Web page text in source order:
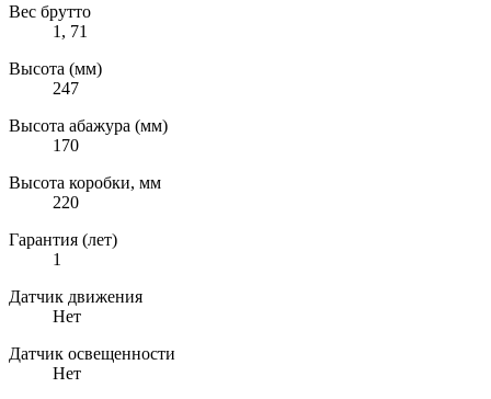
Вес брутто
1, 71
Высота (мм)
247
Высота абажура (мм)
170
Высота коробки, мм
220
Гарантия (лет)
1
Датчик движения
Нет
Датчик освещенности
Нет